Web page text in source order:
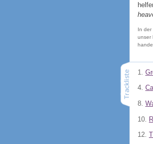
In der
unser
1.
4.
8.
10.
12.